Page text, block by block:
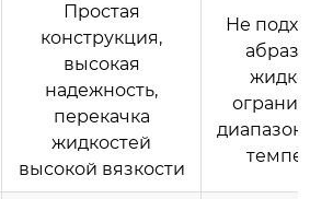
Простая
конструкция,
высокая
надежность,
перекачка
жидкостей
высокой вязкости
Не
диапазон